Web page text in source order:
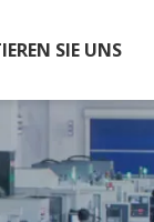
SIE UNS